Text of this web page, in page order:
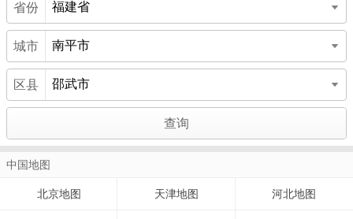
省份
城市
区县
中国地图
北京地图 天津地图 河北地图